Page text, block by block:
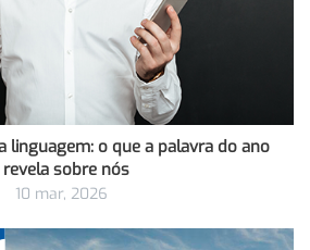
linguagem: o que a palavra do ano
revela sobre nós
10 mar, 2026